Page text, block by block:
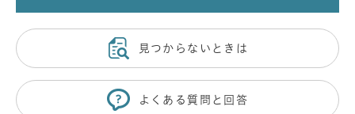
見つからないときは
よくある質問と回答